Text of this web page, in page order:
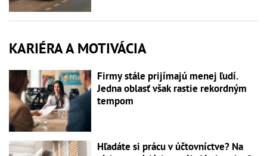
KARIÉRA A MOTIVÁCIA
Firmy stále prijímajú menej ľudí.
Jedna oblasť však rastie rekordným
tempom
Hľadáte si prácu v účtovníctve? Na